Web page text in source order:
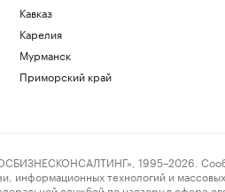
Кавказ
Карелия
Мурманск
Приморский край
1995–2026.
информационных технологий и